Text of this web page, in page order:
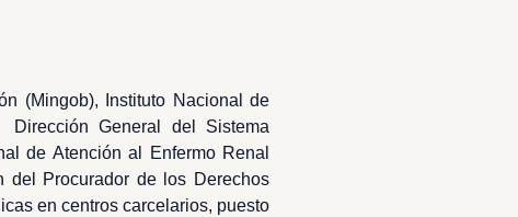
(Mingob), Instituto Nacional de
General del Sistema
de Atención al Enfermo Renal
del Procurador de los Derechos
en centros carcelarios, puesto